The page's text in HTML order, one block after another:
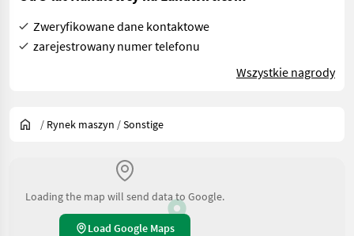
Zweryfikowane dane kontaktowe
zarejestrowany numer telefonu
Wszystkie nagrody
/ Rynek maszyn /Sonstige
Loading the map will send data to Google.
Load Google Maps